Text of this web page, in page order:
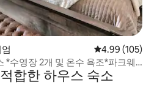
평점 4.99점(5
4.99 (105)
*수영장 2개 및 온수 욕조*파크웨
합한 하우스 숙소